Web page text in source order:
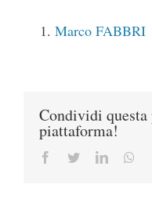
Marco FABBRI
Condividi
piattaforma!
Facebook
TwitterLinkedIn